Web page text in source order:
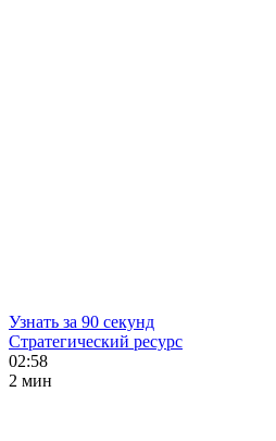
Узнать за 90 секунд
Стратегический ресурс
02:58
2 мин